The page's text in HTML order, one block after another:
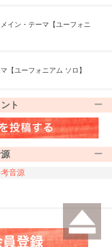
イン・テーマ【ユーフォニ
【ユーフォニアム ソロ】
ト
音源